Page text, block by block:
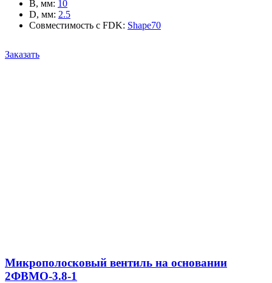
B, мм: 10
D, мм: 2.5
Совместимость с FDK: Shape70
Заказать
Микрополосковый вентиль на основании
2ФВМO-3.8-1